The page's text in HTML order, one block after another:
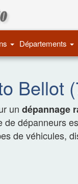
Départements
Bellot
un dépannage
de dépanneurs
de véhicules,